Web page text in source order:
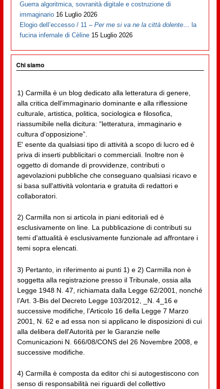
Guerra algoritmica, sovranità digitale e costruzione di
immaginario 16 Luglio 2026
Elogio dell’eccesso / 11 –Per me si va ne la città dolente… la
fucina infernale di Cèline 15 Luglio 2026
Chi siamo
1) Carmilla è un blog dedicato alla letteratura di genere,
alla critica dell'immaginario dominante e alla riflessione
culturale, artistica, politica, sociologica e filosofica,
riassumibile nella dicitura: “letteratura, immaginario e
cultura d'opposizione”.
E' esente da qualsiasi tipo di attività a scopo di lucro ed è
priva di inserti pubblicitari o commerciali. Inoltre non è
oggetto di domande di provvidenze, contributi o
agevolazioni pubbliche che conseguano qualsiasi ricavo e
si basa sull'attività volontaria e gratuita di redattori e
collaboratori.
2) Carmilla non si articola in piani editoriali ed è
esclusivamente on line. La pubblicazione di contributi su
temi d'attualità è esclusivamente funzionale ad affrontare i
temi sopra elencati.
3) Pertanto, in riferimento ai punti 1) e 2) Carmilla non è
soggetta alla registrazione presso il Tribunale, ossia alla
Legge 1948 N. 47, richiamata dalla Legge 62/2001, nonché
l’Art. 3-Bis del Decreto Legge 103/2012, _N. 4_16 e
successive modifiche, l’Articolo 16 della Legge 7 Marzo
2001, N. 62 e ad essa non si applicano le disposizioni di cui
alla delibera dell'Autorità per le Garanzie nelle
Comunicazioni N. 666/08/CONS del 26 Novembre 2008, e
successive modifiche.
4) Carmilla è composta da editor chi si autogestiscono con
senso di responsabilità nei riguardi del collettivo